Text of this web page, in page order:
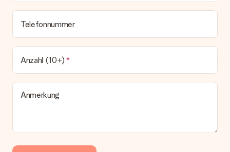
Telefonnummer
Anzahl (10+)
Anmerkung